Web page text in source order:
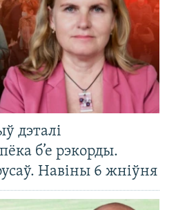
дэталі
б’е рэкорды.
Навіны 6 жніўня